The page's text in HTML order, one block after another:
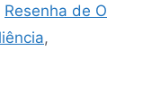
Resenha de O
,